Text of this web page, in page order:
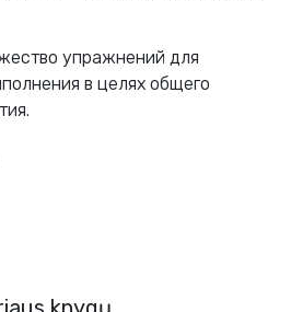
упражнений для
в целях общего